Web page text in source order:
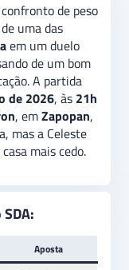
de peso
uma das
em um duelo
de um bom
A partida
de 2026, às 21h
, emZapopan,
mas a Celeste
mais cedo.
Aposta